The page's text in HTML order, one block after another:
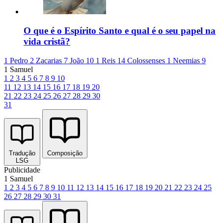
O que é o Espírito Santo e qual é o seu papel na
vida cristã?
1 Pedro 2 Zacarias 7 João 10 1 Reis 14 Colossenses 1 Neemias 9
1 Samuel
1 2 3 4 5 6 7 8 9 10
11 12 13 14 15 16 17 18 19 20
21 22 23 24 25 26 27 28 29 30
31
Tradução
LSG
Composição
Publicidade
1 Samuel
1 2 3 4 5 6 7 8 9 10 11 12 13 14 15 16 17 18 19 20 21 22 23 24 25
26 27 28 29 30 31